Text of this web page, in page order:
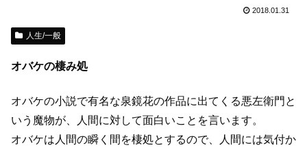
2018.01.31
人生/一般
オバケの棲み処
オバケの小説で有名な泉鏡花の作品に出てくる悪左衛門と
いう魔物が、人間に対して面白いことを言います。
オバケは人間の瞬く間を棲処とするので、人間には気付か